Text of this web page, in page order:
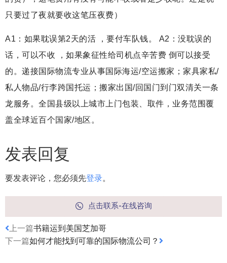
只要过了夜就要收这笔压夜费）
A1：如果耽误第2天的活 ，要付车队钱。 A2：没耽误的
话，可以不收 ，如果象征性给司机点辛苦费 倒可以接受
的。递接国际物流专业从事国际海运/空运搬家；家具家私/
私人物品/行李跨国托运；搬家出国/回国门到门双清关一条
龙服务。全国县级以上城市上门包装、取件，业务范围覆
盖全球近百个国家/地区。
发表回复
要发表评论，您必须先登录。
点击联系-在线咨询
上一篇书籍运到美国芝加哥
下一篇如何才能找到可靠的国际物流公司？